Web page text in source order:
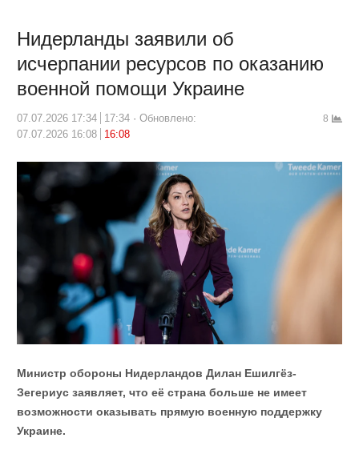
Нидерланды заявили об
исчерпании ресурсов по оказанию
военной помощи Украине
07.07.2026 17:34 17:34
Обновлено:
07.07.2026 16:08
16:08
8
Министр обороны Нидерландов Дилан Ешилгёз-
Зегериус заявляет, что её страна больше не имеет
возможности оказывать прямую военную поддержку
Украине.